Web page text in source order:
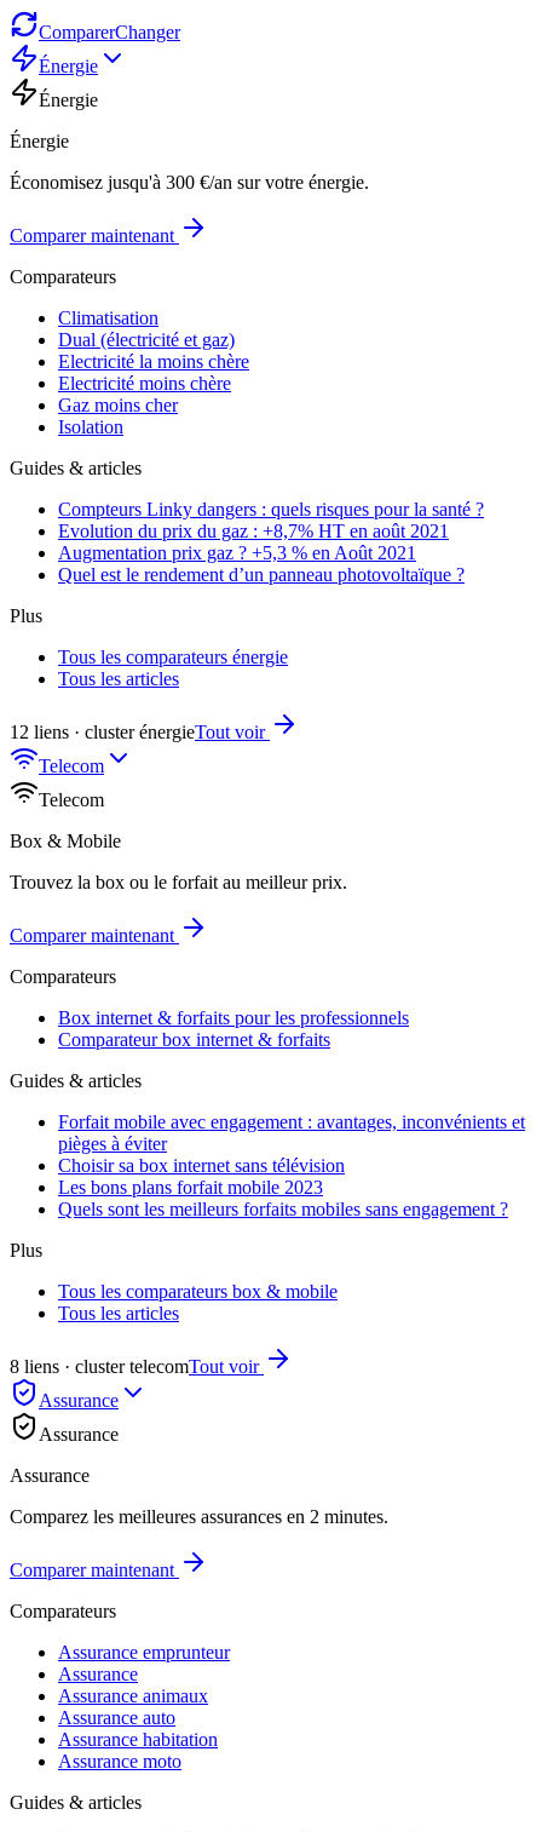
ComparerChanger
Énergie
Énergie
Énergie
Économisez jusqu'à 300 €/an sur votre énergie.
Comparer maintenant
Comparateurs
Climatisation
Dual (électricité et gaz)
Electricité la moins chère
Electricité moins chère
Gaz moins cher
Isolation
Guides & articles
Compteurs Linky dangers : quels risques pour la santé ?
Evolution du prix du gaz : +8,7% HT en août 2021
Augmentation prix gaz ? +5,3 % en Août 2021
Quel est le rendement d’un panneau photovoltaïque ?
Plus
Tous les comparateurs énergie
Tous les articles
12 liens · cluster énergieTout voir
Telecom
Telecom
Box & Mobile
Trouvez la box ou le forfait au meilleur prix.
Comparer maintenant
Comparateurs
Box internet & forfaits pour les professionnels
Comparateur box internet & forfaits
Guides & articles
Forfait mobile avec engagement : avantages, inconvénients et
pièges à éviter
Choisir sa box internet sans télévision
Les bons plans forfait mobile 2023
Quels sont les meilleurs forfaits mobiles sans engagement ?
Plus
Tous les comparateurs box & mobile
Tous les articles
8 liens · cluster telecomTout voir
Assurance
Assurance
Assurance
Comparez les meilleures assurances en 2 minutes.
Comparer maintenant
Comparateurs
Assurance emprunteur
Assurance
Assurance animaux
Assurance auto
Assurance habitation
Assurance moto
Guides & articles